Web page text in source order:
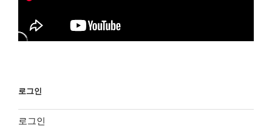
로그인
로그인